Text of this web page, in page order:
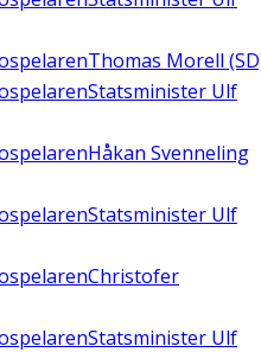
Thomas Morell
Statsminister Ulf
Håkan Svenneling
Statsminister Ulf
Christofer
Statsminister Ulf